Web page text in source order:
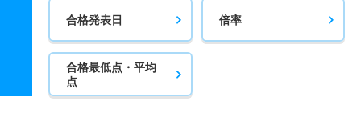
合格発表日 倍率
合格最低点・平均
点